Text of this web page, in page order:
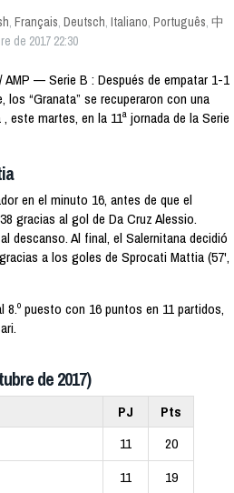
, Français, Deutsch, Italiano, Português, 中
de 2017 22:30
AMP — Serie B : Después de empatar 1-1
“Granata” se recuperaron con una
este martes, en la 11ª jornada de la Serie
en el minuto 16, antes de que el
gracias al gol de Da Cruz Alessio.
descanso. Al final, el Salernitana decidió
a los goles de Sprocati Mattia (57',
8.º puesto con 16 puntos en 11 partidos,
de 2017)
PJ
Pts
11
20
11
19